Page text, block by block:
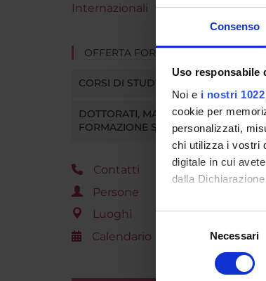
Consenso
Uso responsabile
Noi e i nostri
cookie per
personalizzati,
chi utilizza i vostri
digitale in cui
dalla
Con il tuo
digitali).
Necessari
Internazionali
OFFERTA FORMATIVA
CORSI DI STUDIO
DOTTORATI, MASTER E
FORMAZIONE SUPERIORE
Contatti
Persone
Luoghi
Calendario